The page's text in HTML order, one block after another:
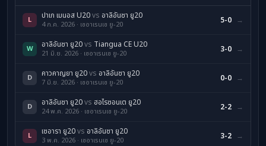
L ปาเก เมนอส U20vs อาลิอันซา ยู20
4 ก.ค. 2026 · เซอาเรนเซ ยู-20 5-0 →
W อาลิอันซา ยู20vs Tiangua CE U20
21 มิ.ย. 2026 · เซอาเรนเซ ยู-20 3-0 →
D คาวคาญยา ยู20vs อาลิอันซา ยู20
7 มิ.ย. 2026 · เซอาเรนเซ ยู-20 0-0 →
D อาลิอันซา ยู20vs ฮอไรซอนเต ยู20
24 พ.ค. 2026 · เซอาเรนเซ ยู-20 2-2 →
L เซอารา ยู20vs อาลิอันซา ยู20
3 พ.ค. 2026 · เซอาเรนเซ ยู-20 3-2 →